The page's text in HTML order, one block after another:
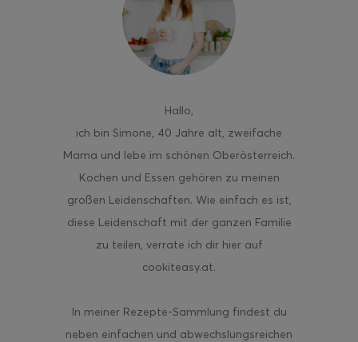
Hallo,
ich bin Simone, 40 Jahre alt, zweifache
Mama und lebe im schönen Oberösterreich.
Kochen und Essen gehören zu meinen
großen Leidenschaften. Wie einfach es ist,
diese Leidenschaft mit der ganzen Familie
zu teilen, verrate ich dir hier auf
cookiteasy.at.
In meiner Rezepte-Sammlung findest du
neben einfachen und abwechslungsreichen